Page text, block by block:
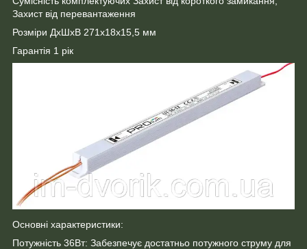
Захист від перевантаження
Розміри ДхШхВ 271x18x15,5 мм
Гарантія 1 рік
Основні характеристики:
Потужність 36Вт: Забезпечує достатньо потужного струму для